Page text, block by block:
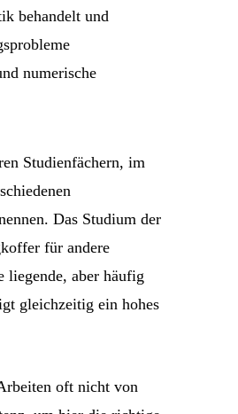
behandelt und
numerische
Studienfächern, im
Das Studium der
für andere
liegende, aber häufig
gleichzeitig ein hohes
oft nicht von